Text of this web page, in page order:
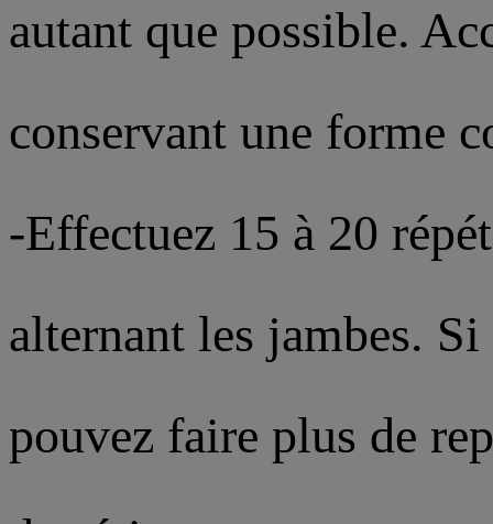
autant que possible.
conservant une forme
-Effectuez 15 à 20
alternant les jambes.
pouvez faire plus de